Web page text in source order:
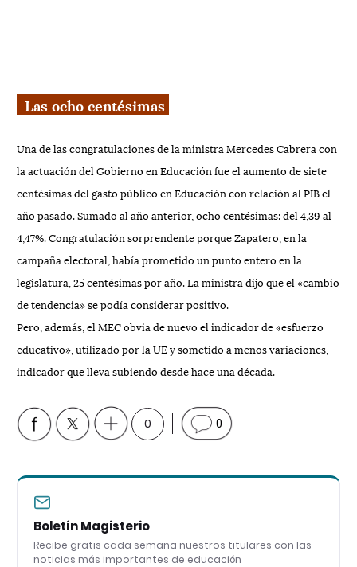
Las ocho centésimas
Una de las congratulaciones de la ministra Mercedes Cabrera con
la actuación del Gobierno en Educación fue el aumento de siete
centésimas del gasto público en Educación con relación al PIB el
año pasado. Sumado al año anterior, ocho centésimas: del 4,39 al
4,47%. Congratulación sorprendente porque Zapatero, en la
campaña electoral, había prometido un punto entero en la
legislatura, 25 centésimas por año. La ministra dijo que el «cambio
de tendencia» se podía considerar positivo.
Pero, además, el MEC obvia de nuevo el indicador de «esfuerzo
educativo», utilizado por la UE y sometido a menos variaciones,
indicador que lleva subiendo desde hace una década.
0 0
Boletín Magisterio
Recibe gratis cada semana nuestros titulares con las
noticias más importantes de educación